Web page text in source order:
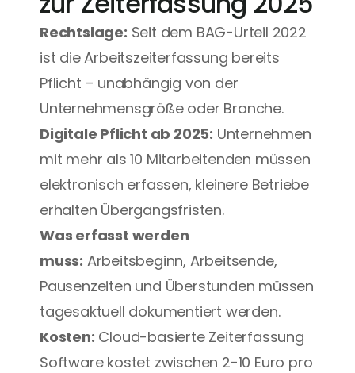
Rechtslage: Seit dem BAG-Urteil 2022
ist die Arbeitszeiterfassung bereits
Pflicht – unabhängig von der
Unternehmensgröße oder Branche.
Digitale Pflicht ab 2025: Unternehmen
mit mehr als 10 Mitarbeitenden müssen
elektronisch erfassen, kleinere Betriebe
erhalten Übergangsfristen.
Was erfasst werden
muss: Arbeitsbeginn, Arbeitsende,
Pausenzeiten und Überstunden müssen
tagesaktuell dokumentiert werden.
Kosten: Cloud-basierte Zeiterfassung
Software kostet zwischen 2-10 Euro pro